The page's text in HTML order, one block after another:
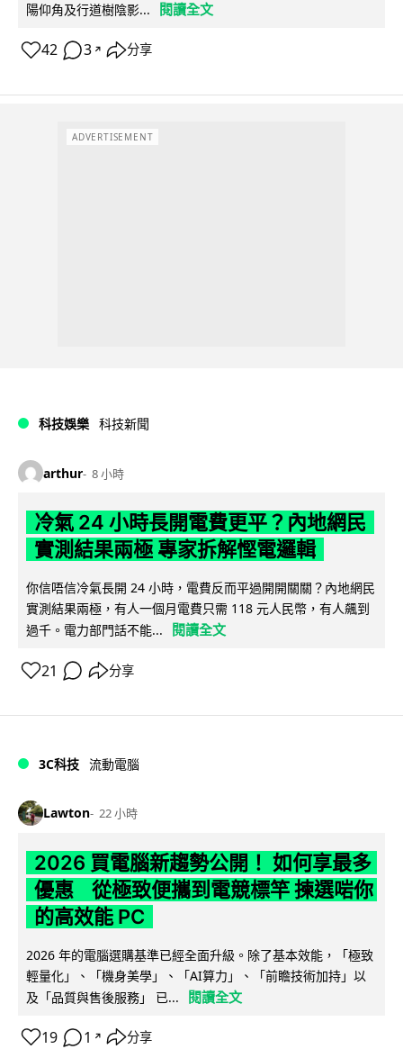
陽仰角及行道樹陰影... 閱讀全文
42 3 ↗ 分享
ADVERTISEMENT
科技娛樂 科技新聞
arthur 8 小時
冷氣 24 小時長開電費更平？內地網民
實測結果兩極 專家拆解慳電邏輯
你信唔信冷氣長開 24 小時，電費反而平過開開關關？內地網民
實測結果兩極，有人一個月電費只需 118 元人民幣，有人飆到
過千。電力部門話不能...
閱讀全文
21 分享
3C科技 流動電腦
Lawton 22 小時
2026 買電腦新趨勢公開！ 如何享最多
優惠 從極致便攜到電競標竿 揀選啱你
的高效能 PC
2026 年的電腦選購基準已經全面升級。除了基本效能，「極致
輕量化」、「機身美學」、「AI算力」、「前瞻技術加持」以
及「品質與售後服務」 已...
閱讀全文
19 1 ↗ 分享